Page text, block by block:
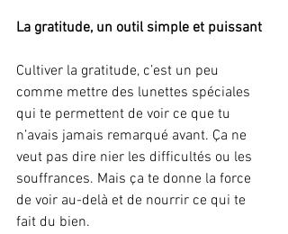
La gratitude, un outil simple et puissant
Cultiver la gratitude, c’est un peu
comme mettre des lunettes spéciales
qui te permettent de voir ce que tu
n’avais jamais remarqué avant. Ça ne
veut pas dire nier les difficultés ou les
souffrances. Mais ça te donne la force
de voir au-delà et de nourrir ce qui te
fait du bien.